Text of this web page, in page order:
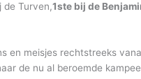
de Turven,1ste bij de
en meisjes rechtstreeks
de nu al beroemde